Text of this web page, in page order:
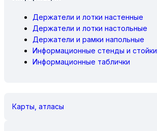
Держатели и лотки настенные
Держатели и лотки настольные
Держатели и рамки напольные
Информационные стенды и стойки
Информационные таблички
Карты, атласы